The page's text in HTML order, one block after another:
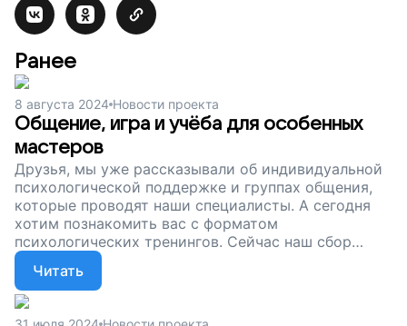
Ранее
8 августа 2024 Новости проекта
Общение, игра и учёба для особенных
мастеров
Друзья, мы уже рассказывали об индивидуальной
психологической поддержке и группах общения,
которые проводят наши специалисты. А сегодня
хотим познакомить вас с форматом
психологических тренингов. Сейчас наш сбор
продолжается. Поддержите «Мастер ОК». Пусть у
особенных ребят будет место, где им всегда рады!
Читать